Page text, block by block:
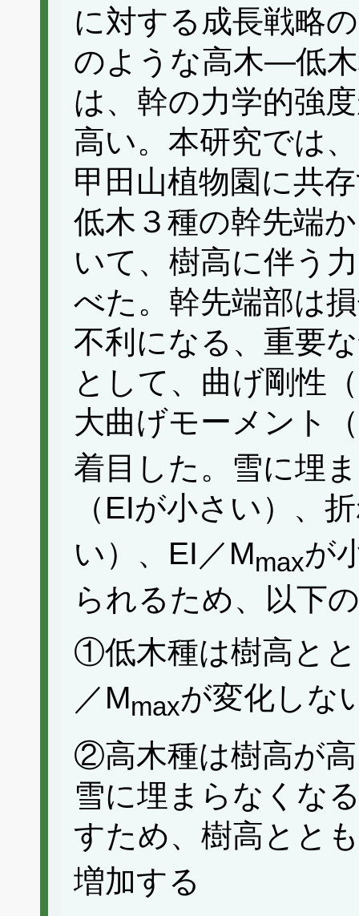
に対する成長戦略
のような高木—低
は、幹の力学的強
高い。本研究では
甲田山植物園に共
低木３種の幹先端
いて、樹高に伴う
べた。幹先端部は
不利になる、重要
として、曲げ剛性
大曲げモーメント
着目した。雪に埋
（EIが小さい）、
い）、EI／Mmaxが
られるため、以下
①低木種は樹高と
／Mmaxが変化しな
②高木種は樹高が
雪に埋まらなくな
すため、樹高とと
増加する